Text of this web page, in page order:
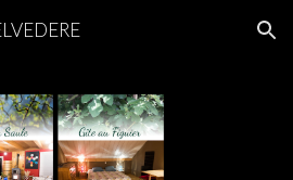
Skip to navigation